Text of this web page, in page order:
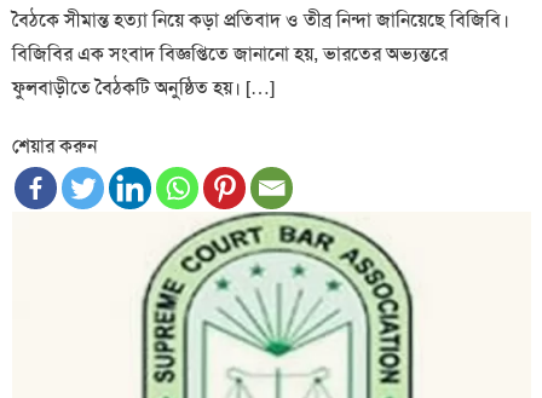
বৈঠকে সীমান্ত হত্যা নিয়ে কড়া প্রতিবাদ ও তীব্র নিন্দা জানিয়েছে বিজিবি।
বিজিবির এক সংবাদ বিজ্ঞপ্তিতে জানানো হয়, ভারতের অভ্যন্তরে
ফুলবাড়ীতে বৈঠকটি অনুষ্ঠিত হয়। […]
শেয়ার করুন